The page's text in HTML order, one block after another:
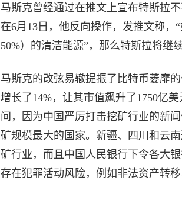
马斯克曾经通过在推文上宣布特斯拉
在6月13日，他反向操作，发推文称，
50%）的清洁能源”，那么特斯拉将继
马斯克的改弦易辙提振了比特币萎靡
增长了14%，让其市值飙升了1750亿
间，因为中国严厉打击挖矿行业的新
矿规模最大的国家。新疆、四川和云
矿行业，而且中国人民银行下令各大
存在犯罪活动风险，例如非法资产转